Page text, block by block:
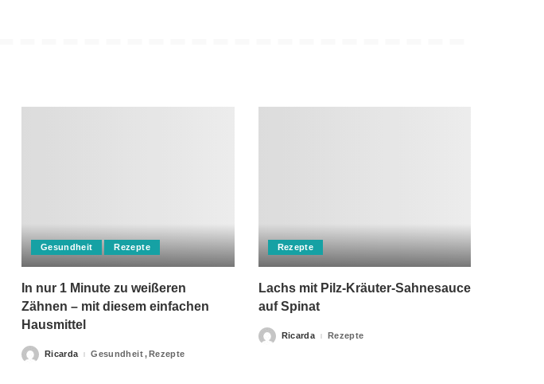
Gesundheit Rezepte
In nur 1 Minute zu weißeren
Zähnen – mit diesem einfachen
Hausmittel
PostedRicarda Gesundheit Rezepte
Rezepte
Lachs mit Pilz-Kräuter-Sahnesauce
auf Spinat
PostedRicarda Rezepte